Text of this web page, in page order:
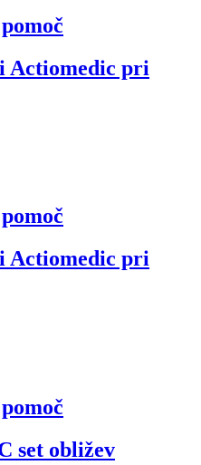
Actiomedic pri
Actiomedic pri
set obližev